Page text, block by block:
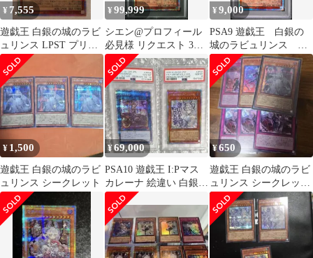
¥ 7,555
遊戯王 白銀の城のラビ
ュリンス LPST プリズ
マティックシークレッ
トレア
¥99,999
シエン@プロフィール
必見様 リクエスト 3点
まとめ商品
¥9,000
PSA9 遊戯王 白銀の
城のラビュリンス プ
リシク スタンプエデ
ィション
¥ 1,500
遊戯王 白銀の城のラビ
ュリンス シークレット
¥69,000
PSA10 遊戯王 I:Pマス
カレーナ 絵違い 白銀の
城のラビュリンス スタ
ンプ
¥650
遊戯王 白銀の城のラビ
ュリンス シークレッ
ト 関連カードセット